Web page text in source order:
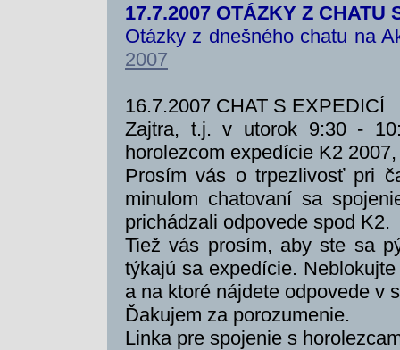
17.7.2007 OTÁZKY Z CHATU
Otázky z dnešného chatu na
2007
16.7.2007 CHAT S EXPEDICÍ
Zajtra, t.j. v utorok 9:30 -
horolezcom expedície K2
Prosím vás o trpezlivosť pri
minulom chatovaní sa
prichádzali odpovede spod K2.
Tiež vás prosím, aby ste sa
týkajú sa expedície.
a na ktoré nájdete odpovede v
Ďakujem za porozumenie.
Linka pre spojenie s